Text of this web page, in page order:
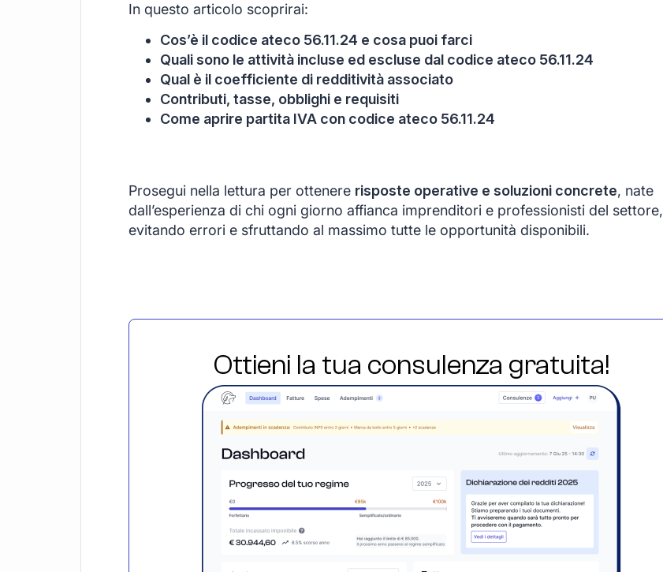
In questo articolo scoprirai:
Cos’è il codice ateco 56.11.24 e cosa puoi farci
Quali sono le attività incluse ed escluse dal codice ateco 56.11.24
Qual è il coefficiente di redditività associato
Contributi, tasse, obblighi e requisiti
Come aprire partita IVA con codice ateco 56.11.24
Prosegui nella lettura per ottenere risposte operative e soluzioni concrete, nate
dall’esperienza di chi ogni giorno affianca imprenditori e professionisti del settore,
evitando errori e sfruttando al massimo tutte le opportunità disponibili.
Ottieni la tua consulenza gratuita!